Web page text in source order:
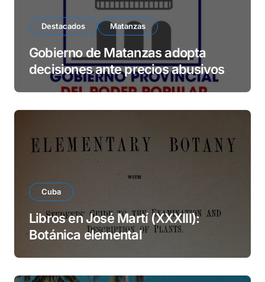
Destacados Matanzas
Gobierno de Matanzas adopta
decisiones ante precios abusivos
Cuba
Libros en José Martí (XXXIII):
Botánica elemental